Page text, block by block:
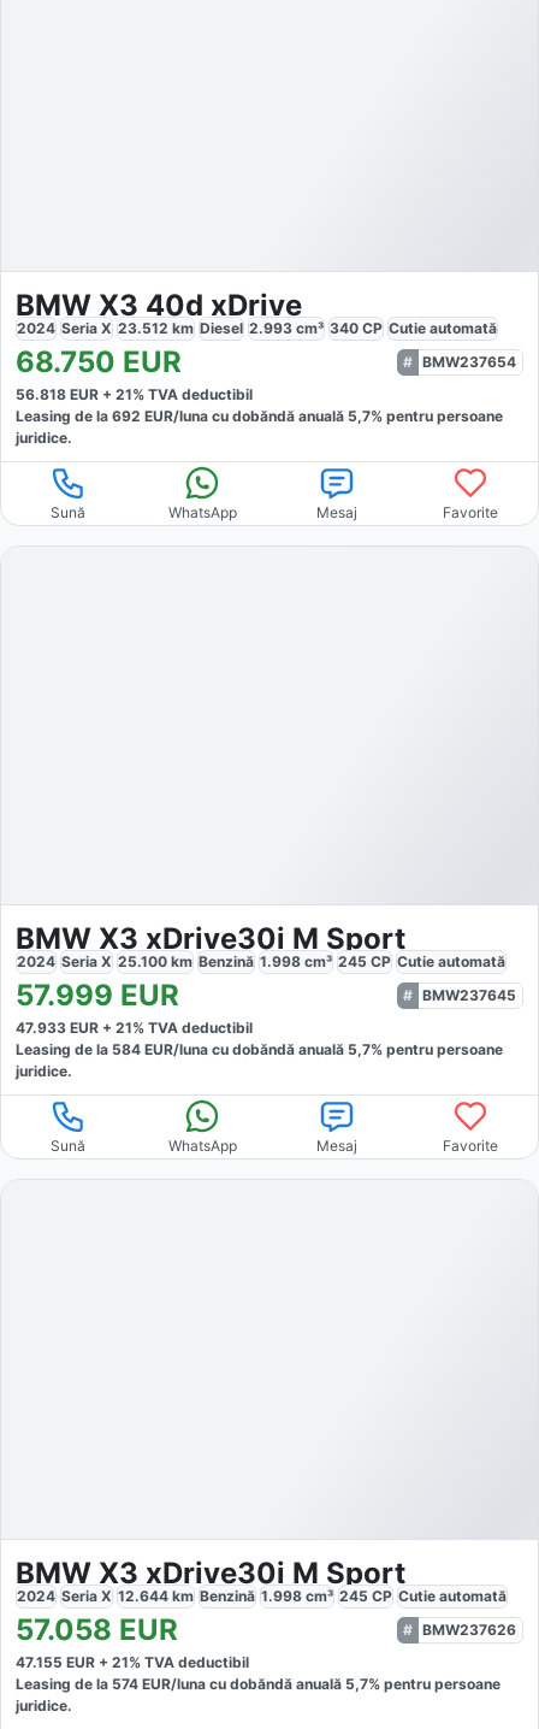
BMW X3 40d xDrive
2024 Seria X 23.512 km Diesel 2.993 cm³ 340 CP Cutie automată
68.750 EUR
BMW237654
56.818 EUR + 21% TVA deductibil
Leasing de la 692 EUR/luna cu dobăndă anuală 5,7% pentru persoane
juridice.
Sună WhatsApp Mesaj Favorite
BMW X3 xDrive30i M Sport
2024 Seria X 25.100 km Benzină 1.998 cm³ 245 CP Cutie automată
57.999 EUR
BMW237645
47.933 EUR + 21% TVA deductibil
Leasing de la 584 EUR/luna cu dobăndă anuală 5,7% pentru persoane
juridice.
Sună WhatsApp Mesaj Favorite
BMW X3 xDrive30i M Sport
2024 Seria X 12.644 km Benzină 1.998 cm³ 245 CP Cutie automată
57.058 EUR
BMW237626
47.155 EUR + 21% TVA deductibil
Leasing de la 574 EUR/luna cu dobăndă anuală 5,7% pentru persoane
juridice.